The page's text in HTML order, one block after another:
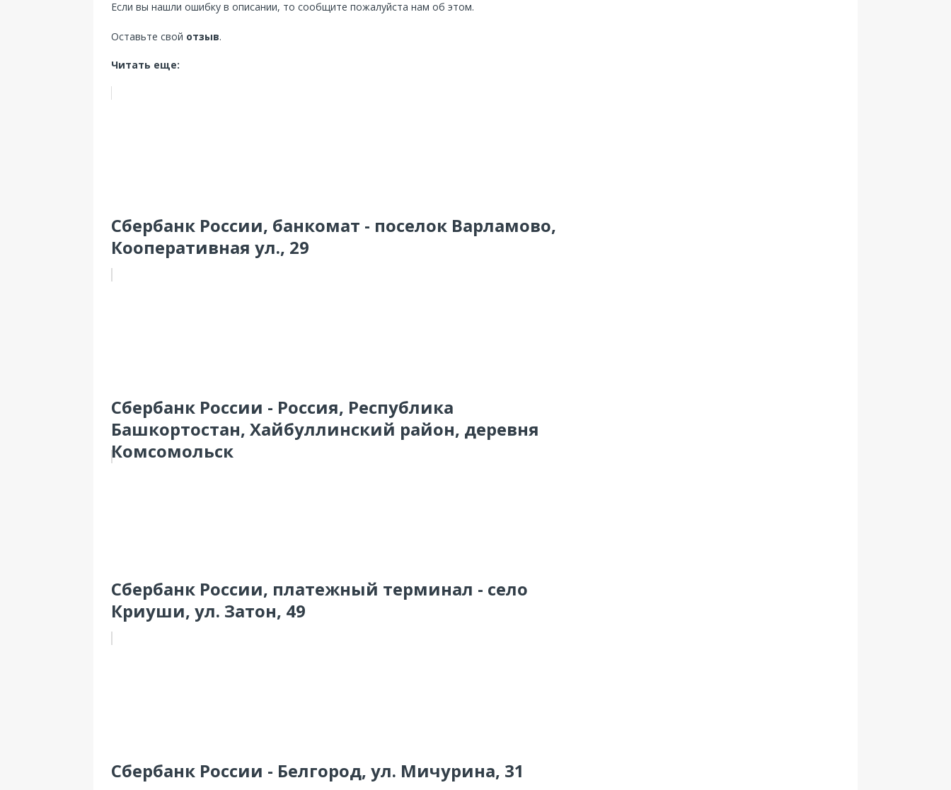
Если вы нашли ошибку в описании, то сообщите пожалуйста нам об этом.
Оставьте свой отзыв.
Читать еще:
Сбербанк России, банкомат - поселок Варламово,
Кооперативная ул., 29
Сбербанк России - Россия, Республика
Башкортостан, Хайбуллинский район, деревня
Комсомольск
Сбербанк России, платежный терминал - село
Криуши, ул. Затон, 49
Сбербанк России - Белгород, ул. Мичурина, 31